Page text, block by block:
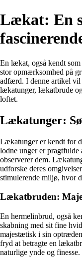
Lækat: En
En lækat, også kendt
stor opmærksomhed på
adfærd. I denne artikel vil
lækatunger, lækatbrude
loftet.
Lækatunger:
Lækatunger er kendt for
lodne unger er
observerer dem.
udforske deres
stimulerende miljø, hvor
Lækatbruden:
En hermelinbrud, også
skabning med sit fine
majestætisk i sin
fryd at betragte en
naturlige ynde og finesse.